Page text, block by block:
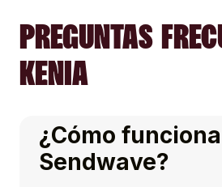
PREGUNTAS
KENIA
¿Cómo funciona
Sendwave?